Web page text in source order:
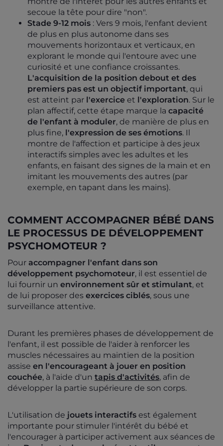
secoue la tête pour dire "non".
Stade 9-12 mois : Vers 9 mois, l'enfant devient
de plus en plus autonome dans ses
mouvements horizontaux et verticaux, en
explorant le monde qui l'entoure avec une
curiosité et une confiance croissantes.
L'acquisition de la position debout et des
premiers pas est un objectif important, qui
est atteint par l'exercice et l'exploration. Sur le
plan affectif, cette étape marque la capacité
de l'enfant à moduler, de manière de plus en
plus fine, l'expression de ses émotions. Il
montre de l'affection et participe à des jeux
interactifs simples avec les adultes et les
enfants, en faisant des signes de la main et en
imitant les mouvements des autres (par
exemple, en tapant dans les mains).
COMMENT ACCOMPAGNER BÉBÉ DANS
LE PROCESSUS DE DÉVELOPPEMENT
PSYCHOMOTEUR ?
Pour accompagner l'enfant dans son
développement psychomoteur, il est essentiel de
lui fournir un environnement sûr et stimulant, et
de lui proposer des exercices ciblés, sous une
surveillance attentive.
Durant les premières phases de développement de
l'enfant, il est possible de l'aider à renforcer les
muscles nécessaires au maintien de la position
assise en l'encourageant à jouer en position
couchée, à l'aide d'un tapis d'activités, afin de
développer la partie supérieure de son corps.
L'utilisation de jouets interactifs est également
importante pour stimuler l'intérêt du bébé et
l'encourager à participer activement aux séances de